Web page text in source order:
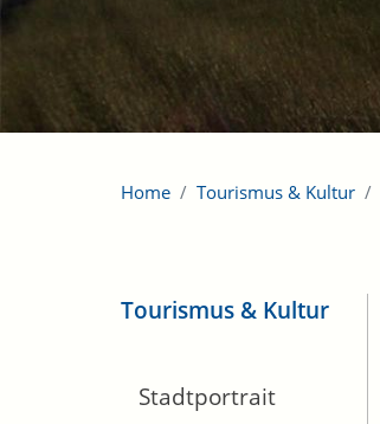
Home Tourismus & Kultur
Tourismus & Kultur
Stadtportrait